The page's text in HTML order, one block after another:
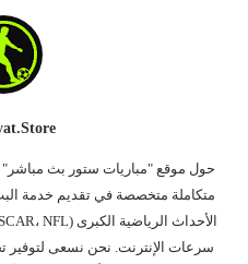
حول موقع "مباريات ستور بث مباشر"
متكاملة متخصصة في تقديم خدمة
سرعات الإنترنت. نحن نسعى